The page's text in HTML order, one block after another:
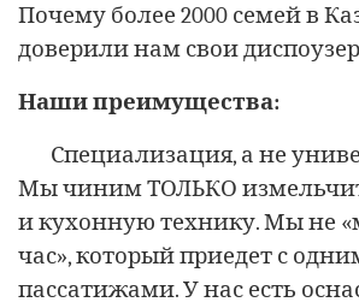
Почему более 2000 семей в
доверили нам свои
Наши преимущества:
Специализация, а не
Мы чиним ТОЛЬКО
и кухонную технику. Мы не
час», который приедет с
пассатижами. У нас есть